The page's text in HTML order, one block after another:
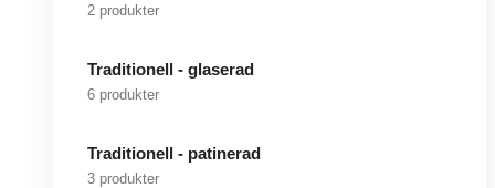
2 produkter
Traditionell - glaserad
6 produkter
Traditionell - patinerad
3 produkter